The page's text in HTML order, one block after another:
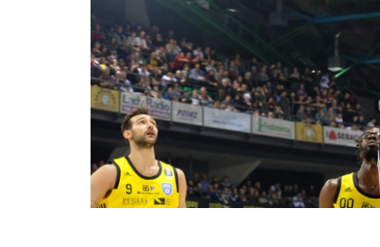
Serie A2, le
della stagione 2025-26